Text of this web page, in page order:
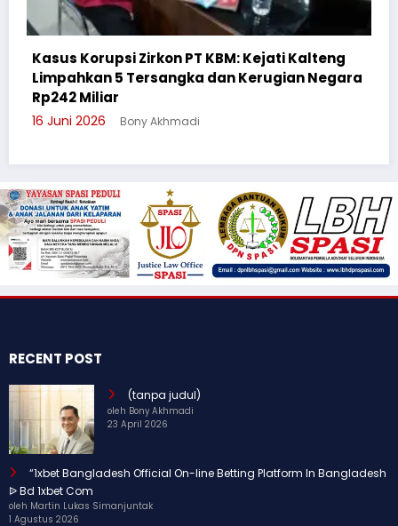
Kalteng
Negara
Cegah Bullying, Sikum Polresta
Suluh Pelajar SMAN 6
3 Juni 2026 Bony Akhmadi
RECENT POST
(tanpa judul)
oleh Bony Akhmadi
23 April 2026
“1xbet Bangladesh Official On-line Betting Platform In Bangladesh
ᐉ Bd 1xbet Com
oleh Martin Lukas Simanjuntak